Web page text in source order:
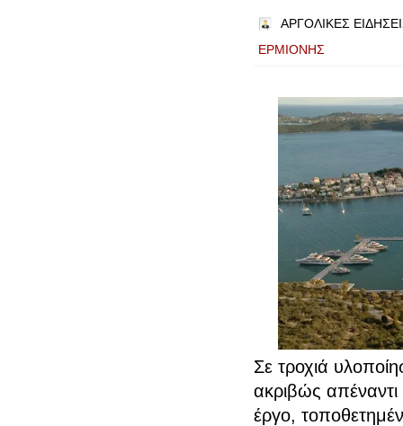
ΑΡΓΟΛΙΚΕΣ
ΕΡΜΙΟΝΗΣ
Σε τροχιά
ακριβώς
έργο,